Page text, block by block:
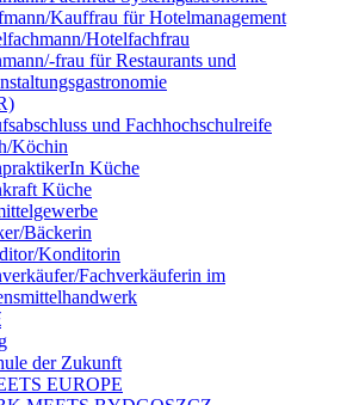
Kauffrau für Hotelmanagement
Hotelfachfrau
frau für Restaurants und
und Fachhochschulreife
Köchin
Küche
Küche
Bäckerin
Konditorin
Fachverkäuferin im
der Zukunft
EUROPE